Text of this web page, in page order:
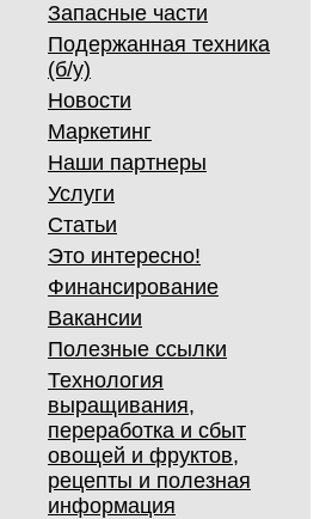
Запасные части
Подержанная техника
(б/у)
Новости
Маркетинг
Наши партнеры
Услуги
Статьи
Это интересно!
Финансирование
Вакансии
Полезные ссылки
Технология
выращивания,
переработка и сбыт
овощей и фруктов,
рецепты и полезная
информация